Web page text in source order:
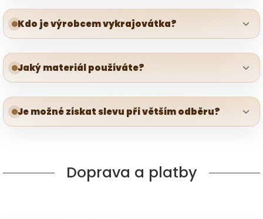
Kdo je výrobcem vykrajovátka?
Jaký materiál používáte?
Je možné získat slevu při větším odběru?
Doprava a platby